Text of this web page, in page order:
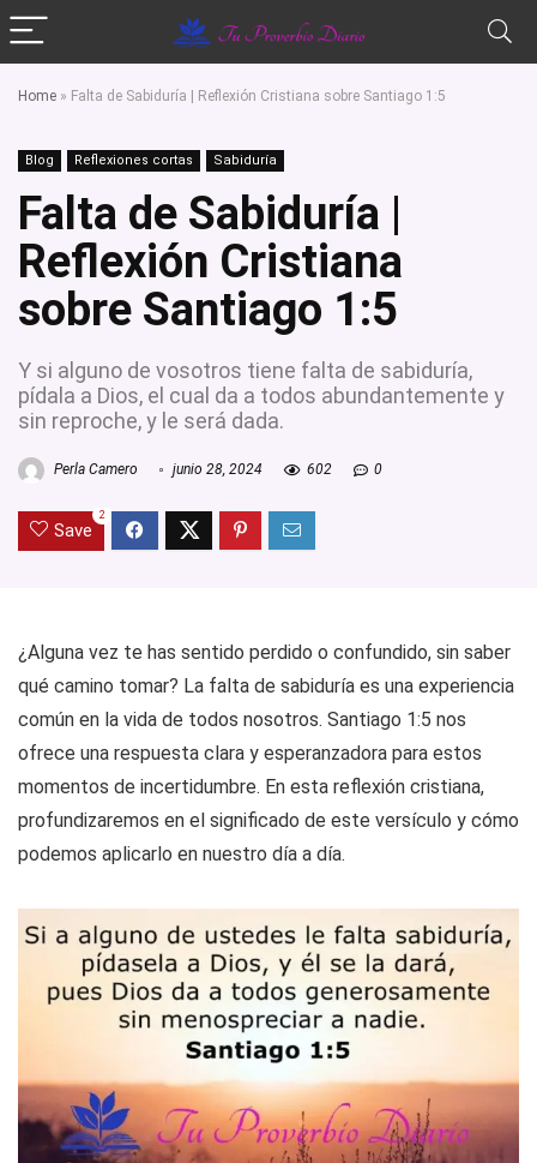
Home » Falta de Sabiduría | Reflexión Cristiana sobre Santiago 1:5
Blog Reflexiones cortas Sabiduría
Falta de Sabiduría |
Reflexión Cristiana
sobre Santiago 1:5
Y si alguno de vosotros tiene falta de sabiduría,
pídala a Dios, el cual da a todos abundantemente y
sin reproche, y le será dada.
Perla Camero junio 28, 2024 602 0
Save
2
¿Alguna vez te has sentido perdido o confundido, sin saber
qué camino tomar? La falta de sabiduría es una experiencia
común en la vida de todos nosotros. Santiago 1:5 nos
ofrece una respuesta clara y esperanzadora para estos
momentos de incertidumbre. En esta reflexión cristiana,
profundizaremos en el significado de este versículo y cómo
podemos aplicarlo en nuestro día a día.